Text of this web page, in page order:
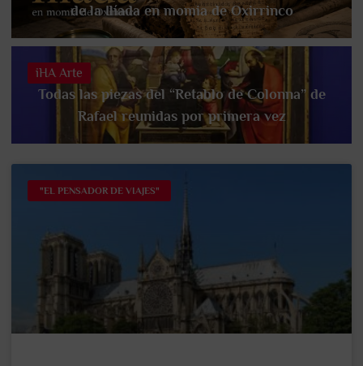
de la Ilíada en momia de Oxirrinco
iHA Arte
Todas las piezas del “Retablo de Colonna” de
Rafael reunidas por primera vez
"EL PENSADOR DE VIAJES"